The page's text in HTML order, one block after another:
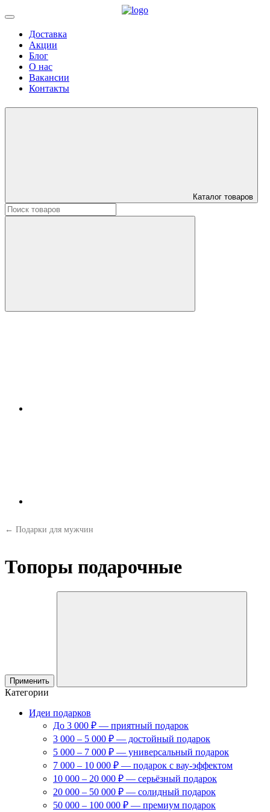
Доставка
Акции
Блог
О нас
Вакансии
Контакты
Каталог товаров
Искать:
← Подарки для мужчин
Топоры подарочные
Применить
Категории
Идеи подарков
До 3 000 ₽ — приятный подарок
3 000 – 5 000 ₽ — достойный подарок
5 000 – 7 000 ₽ — универсальный подарок
7 000 – 10 000 ₽ — подарок с вау-эффектом
10 000 – 20 000 ₽ — серьёзный подарок
20 000 – 50 000 ₽ — солидный подарок
50 000 – 100 000 ₽ — премиум подарок